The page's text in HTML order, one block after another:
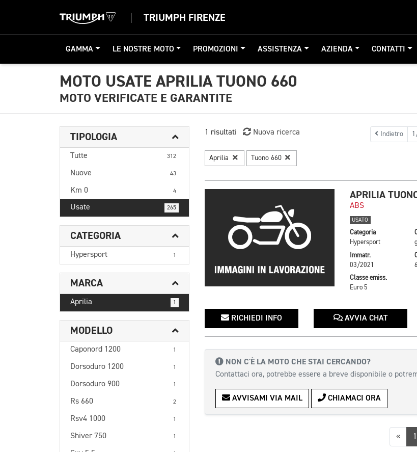
TRIUMPH FIRENZE
GAMMA LE NOSTRE MOTO PROMOZIONI ASSISTENZA AZIENDA CONTATTI
MOTO USATE APRILIA TUONO 660
MOTO VERIFICATE E GARANTITE
TIPOLOGIA
Tutte 312
Nuove 43
Km 0 4
Usate 265
CATEGORIA
Hypersport 1
MARCA
Aprilia 1
MODELLO
Caponord 1200 1
Dorsoduro 1200 1
Dorsoduro 900 1
Rs 660 2
Rsv4 1000 1
Shiver 750 1
1 risultati Nuova ricerca Indietro
Aprilia Tuono 660
APRILIA
ABS
USATO
Categoria
Hypersport
Immatr.
03/2021
Classe emiss.
Euro 5
RICHIEDI INFO AVVIA CHAT
NON C'È LA MOTO CHE STAI CERCANDO?
Contattaci ora, potrebbe essere a breve disponibile o
AVVISAMI VIA MAIL CHIAMACI ORA
« 1